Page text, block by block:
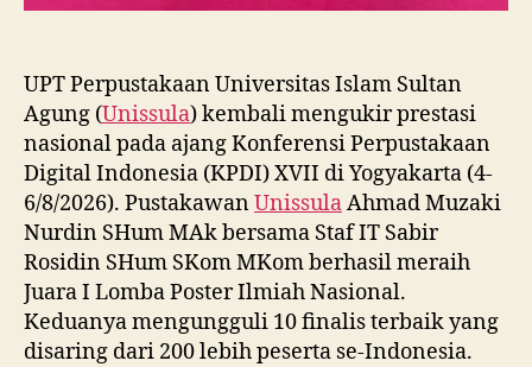
UPT Perpustakaan Universitas Islam Sultan
Agung (Unissula) kembali mengukir prestasi
nasional pada ajang Konferensi Perpustakaan
Digital Indonesia (KPDI) XVII di Yogyakarta (4-
6/8/2026). PustakawanUnissulaAhmad Muzaki
Nurdin SHum MAk bersama Staf IT Sabir
Rosidin SHum SKom MKom berhasil meraih
Juara I Lomba Poster Ilmiah Nasional.
Keduanya mengungguli 10 finalis terbaik yang
disaring dari 200 lebih peserta se-Indonesia.